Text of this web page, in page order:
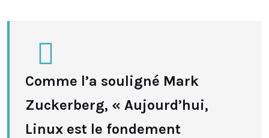
Comme l’a souligné Mark
Zuckerberg, « Aujourd’hui,
Linux est le fondement